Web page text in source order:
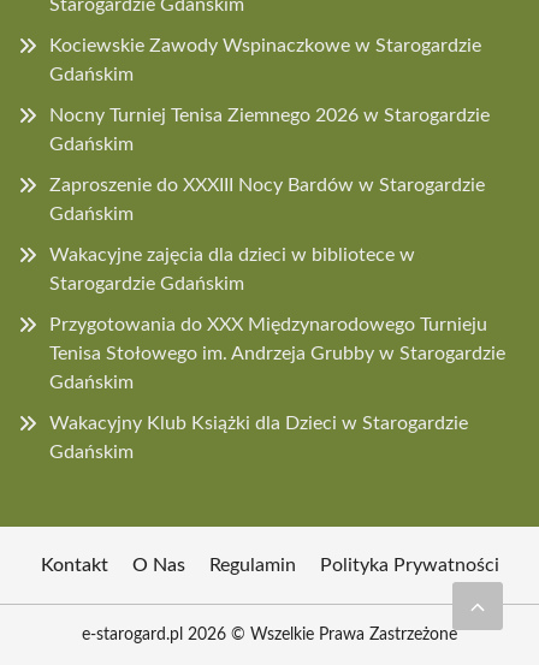
Starogardzie Gdańskim
Kociewskie Zawody Wspinaczkowe w Starogardzie
Gdańskim
Nocny Turniej Tenisa Ziemnego 2026 w Starogardzie
Gdańskim
Zaproszenie do XXXIII Nocy Bardów w Starogardzie
Gdańskim
Wakacyjne zajęcia dla dzieci w bibliotece w
Starogardzie Gdańskim
Przygotowania do XXX Międzynarodowego Turnieju
Tenisa Stołowego im. Andrzeja Grubby w Starogardzie
Gdańskim
Wakacyjny Klub Książki dla Dzieci w Starogardzie
Gdańskim
Kontakt O Nas Regulamin Polityka Prywatności
e-starogard.pl 2026 © Wszelkie Prawa Zastrzeżone